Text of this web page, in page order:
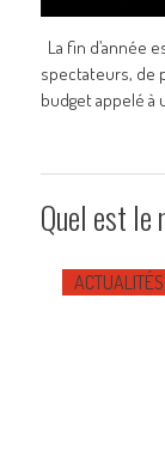
La fin d’année
spectateurs, de
budget appelé à
Quel est le
ACTUALITÉS